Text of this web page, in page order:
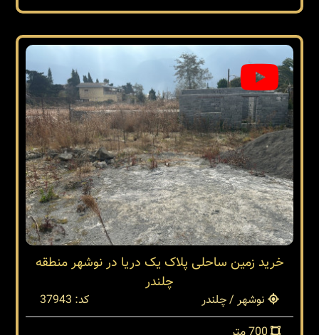
خرید زمین ساحلی پلاک یک دریا در نوشهر منطقه
چلندر
نوشهر / چلندر
کد: 37943